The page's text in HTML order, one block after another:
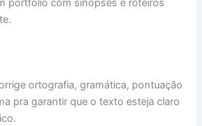
portfólio com sinopses e roteiros
ortografia, gramática, pontuação
pra garantir que o texto esteja claro